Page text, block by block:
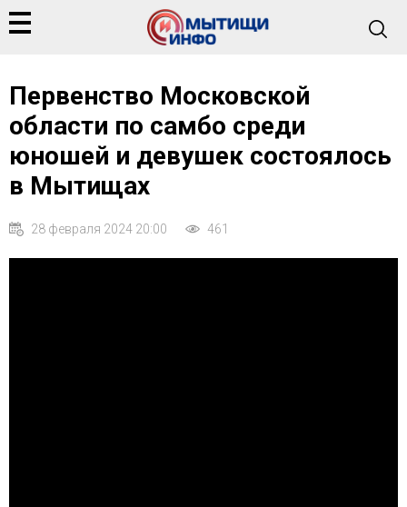
Первенство Московской
области по самбо среди
юношей и девушек состоялось
в Мытищах
28 февраля 2024 20:00 461